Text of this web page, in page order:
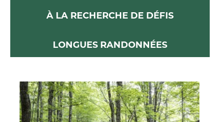
À LA RECHERCHE DE DÉFIS
LONGUES RANDONNÉES